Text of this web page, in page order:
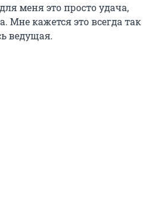
меня это просто удача,
Мне кажется это всегда так
ведущая.